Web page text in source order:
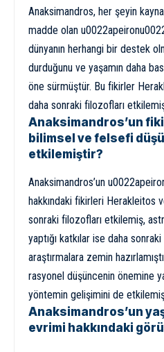
Anaksimandros, her şeyin
madde olan
dünyanın herhangi bir destek
durduğunu ve yaşamın daha
öne sürmüştür. Bu fikirler
daha sonraki filozofları
Anaksimandros’un
bilimsel ve felsefi
etkilemiştir?
Anaksimandros’un
hakkındaki fikirleri Herakleitos
sonraki filozofları etkilemiş,
yaptığı katkılar ise daha
araştırmalara zemin
rasyonel düşüncenin önemine
yöntemin gelişimini de
Anaksimandros’un
evrimi hakkındaki